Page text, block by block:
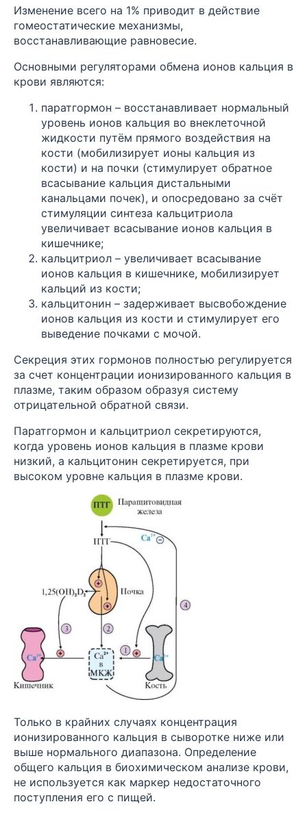
Изменение всего на 1% приводит в действие
гомеостатические механизмы,
восстанавливающие равновесие.
Основными регуляторами обмена ионов кальция в
крови являются:
паратгормон – восстанавливает нормальный
уровень ионов кальция во внеклеточной
жидкости путём прямого воздействия на
кости (мобилизирует ионы кальция из
кости) и на почки (стимулирует обратное
всасывание кальция дистальными
канальцами почек), и опосредовано за счёт
стимуляции синтеза кальцитриола
увеличивает всасывание ионов кальция в
кишечнике;
кальцитриол – увеличивает всасывание
ионов кальция в кишечнике, мобилизирует
кальций из кости;
кальцитонин – задерживает высвобождение
ионов кальция из кости и стимулирует его
выведение почками с мочой.
Секреция этих гормонов полностью регулируется
за счет концентрации ионизированного кальция в
плазме, таким образом образуя систему
отрицательной обратной связи.
Паратгормон и кальцитриол секретируются,
когда уровень ионов кальция в плазме крови
низкий, а кальцитонин секретируется, при
высоком уровне кальция в плазме крови.
Только в крайних случаях концентрация
ионизированного кальция в сыворотке ниже или
выше нормального диапазона. Определение
общего кальция в биохимическом анализе крови,
не используется как маркер недостаточного
поступления его с пищей.